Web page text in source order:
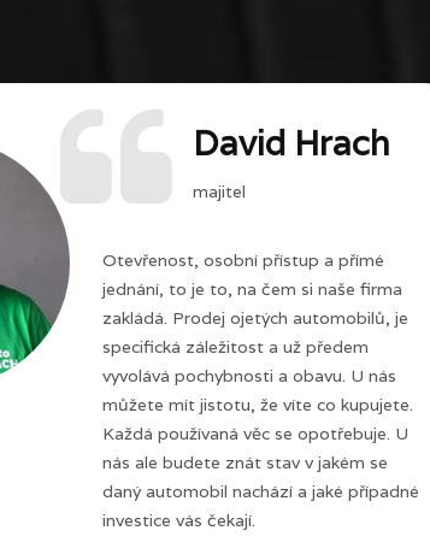
David Hrach
majitel
Otevřenost, osobní přístup a přímé
jednání, to je to, na čem si naše firma
zakládá. Prodej ojetých automobilů, je
specifická záležitost a už předem
vyvolává pochybnosti a obavu. U nás
můžete mít jistotu, že víte co kupujete.
Každá používaná věc se opotřebuje. U
nás ale budete znát stav v jakém se
daný automobil nachází a jaké případné
investice vás čekají.